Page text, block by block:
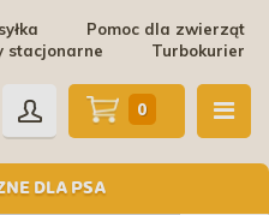
Pomoc dla zwierząt
Turbokurier
stacjonarne
DLA PSA
0